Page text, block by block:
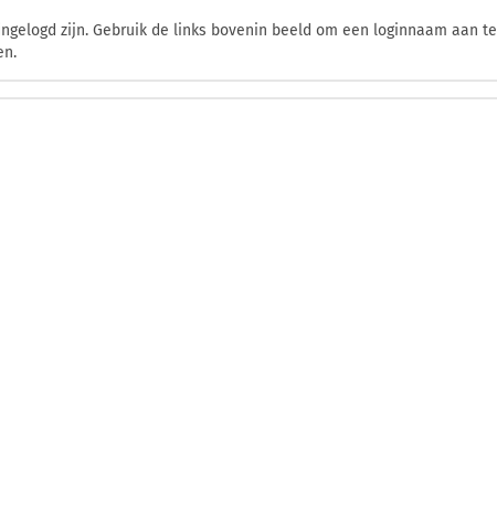
zijn. Gebruik de links bovenin beeld om een loginnaam aan te